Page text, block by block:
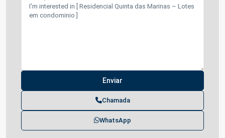
Chamada
WhatsApp